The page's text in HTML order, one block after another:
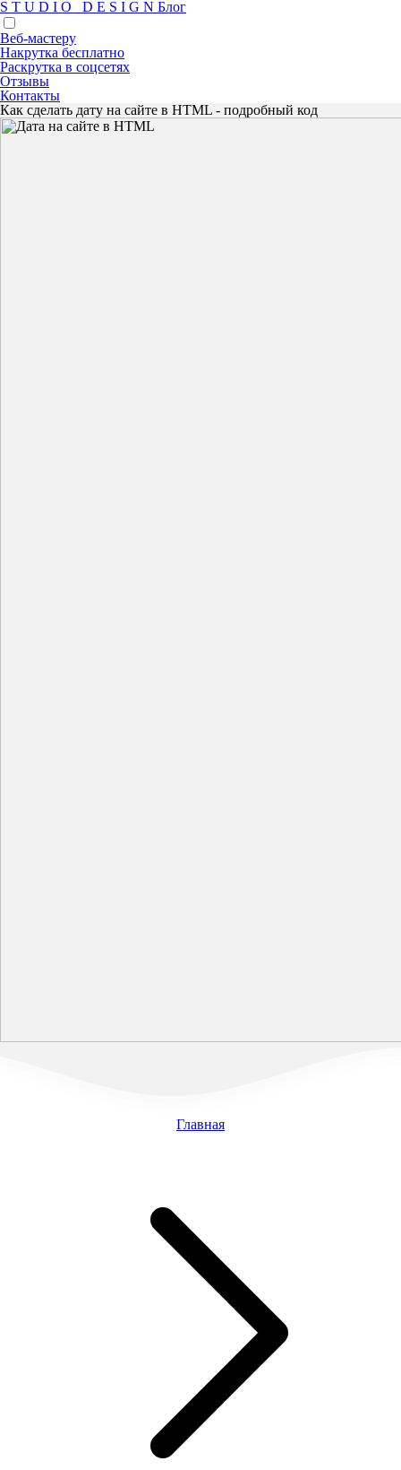
S T U D I O D E S I G N Блог
Веб-мастеру
Накрутка бесплатно
Раскрутка в соцсетях
Отзывы
Контакты
Как сделать дату на сайте в HTML - подробный код
Главная